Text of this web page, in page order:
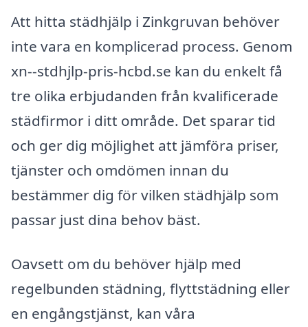
Att hitta städhjälp i Zinkgruvan behöver
inte vara en komplicerad process. Genom
xn--stdhjlp-pris-hcbd.se kan du enkelt få
tre olika erbjudanden från kvalificerade
städfirmor i ditt område. Det sparar tid
och ger dig möjlighet att jämföra priser,
tjänster och omdömen innan du
bestämmer dig för vilken städhjälp som
passar just dina behov bäst.
Oavsett om du behöver hjälp med
regelbunden städning, flyttstädning eller
en engångstjänst, kan våra